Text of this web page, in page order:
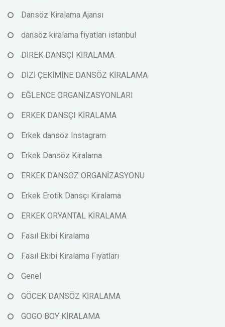
Dansöz Kiralama Ajansı
dansöz kiralama fiyatları istanbul
DİREK DANSÇI KİRALAMA
DİZİ ÇEKİMİNE DANSÖZ KİRALAMA
EĞLENCE ORGANİZASYONLARI
ERKEK DANSÇI KİRALAMA
Erkek dansöz Instagram
Erkek Dansöz Kiralama
ERKEK DANSÖZ ORGANİZASYONU
Erkek Erotik Dansçı Kiralama
ERKEK ORYANTAL KİRALAMA
Fasıl Ekibi Kiralama
Fasıl Ekibi Kiralama Fiyatları
Genel
GÖCEK DANSÖZ KİRALAMA
GOGO BOY KİRALAMA